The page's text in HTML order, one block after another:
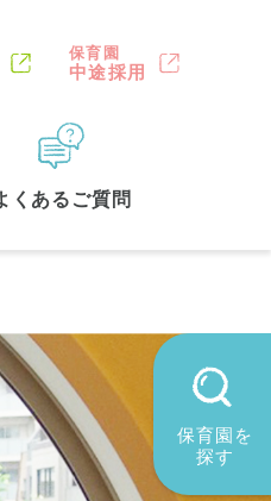
保育園
中途採用
くあるご質問
保育園を
探す
区 (1)